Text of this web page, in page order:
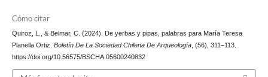
Cómo citar
Quiroz, L., & Belmar, C. (2024). De yerbas y pipas, palabras para María Teresa
Planella Ortiz. Boletín De La Sociedad Chilena De Arqueología, (56), 311–113.
https://doi.org/10.56575/BSCHA.05600240832